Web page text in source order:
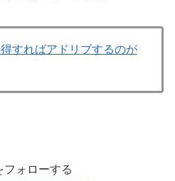
すればアドリブするのが
フォローする